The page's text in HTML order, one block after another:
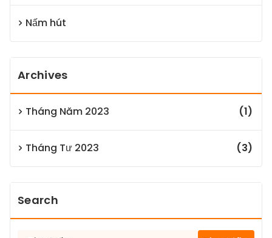
Nấm hút
Archives
Tháng Năm 2023 (1)
Tháng Tư 2023 (3)
Search